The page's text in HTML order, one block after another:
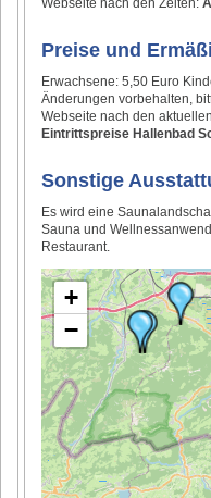
Preise und
Erwachsene: 5,50 Euro
Änderungen vorbehalten,
Webseite nach den
Eintrittspreise Hallenbad
Sonstige
Es wird eine
Sauna und
Restaurant.
+
−